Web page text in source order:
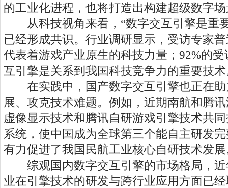
的工业化进程，也将打造出构建超级数字
从科技视角来看，“数字交互引擎是重
已经形成共识。行业调研显示，受访专家
代表着游戏产业原生的科技力量；92%的
互引擎是关系到我国科技竞争力的重要技
在实践中，国产数字交互引擎也正在助
展、攻克技术难题。例如，近期南航和腾
虚像显示技术和腾讯自研游戏引擎技术共
系统，使中国成为全球第三个能自主研发
有力促进了我国民航工业核心自研技术发
综观国内数字交互引擎的市场格局，近
业在引擎技术的研发与跨行业应用方面已